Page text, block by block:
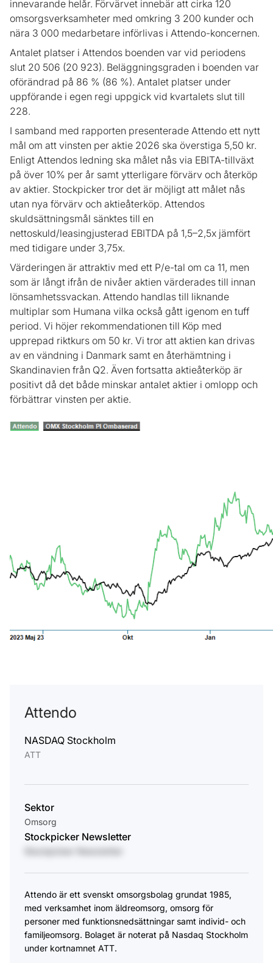
innevarande helår. Förvärvet innebär att cirka 120
omsorgsverksamheter med omkring 3 200 kunder och
nära 3 000 medarbetare införlivas i Attendo-koncernen.
Antalet platser i Attendos boenden var vid periodens
slut 20 506 (20 923). Beläggningsgraden i boenden var
oförändrad på 86 % (86 %). Antalet platser under
uppförande i egen regi uppgick vid kvartalets slut till
228.
I samband med rapporten presenterade Attendo ett nytt
mål om att vinsten per aktie 2026 ska överstiga 5,50 kr.
Enligt Attendos ledning ska målet nås via EBITA-tillväxt
på över 10% per år samt ytterligare förvärv och återköp
av aktier. Stockpicker tror det är möjligt att målet nås
utan nya förvärv och aktieåterköp. Attendos
skuldsättningsmål sänktes till en
nettoskuld/leasingjusterad EBITDA på 1,5–2,5x jämfört
med tidigare under 3,75x.
Värderingen är attraktiv med ett P/e-tal om ca 11, men
som är långt ifrån de nivåer aktien värderades till innan
lönsamhetssvackan. Attendo handlas till liknande
multiplar som Humana vilka också gått igenom en tuff
period. Vi höjer rekommendationen till Köp med
upprepad riktkurs om 50 kr. Vi tror att aktien kan drivas
av en vändning i Danmark samt en återhämtning i
Skandinavien från Q2. Även fortsatta aktieåterköp är
positivt då det både minskar antalet aktier i omlopp och
förbättrar vinsten per aktie.
Attendo
NASDAQ Stockholm
ATT
Sektor
Omsorg
Stockpicker Newsletter
Attendo är ett svenskt omsorgsbolag grundat 1985,
med verksamhet inom äldreomsorg, omsorg för
personer med funktionsnedsättningar samt individ- och
familjeomsorg. Bolaget är noterat på Nasdaq Stockholm
under kortnamnet ATT.